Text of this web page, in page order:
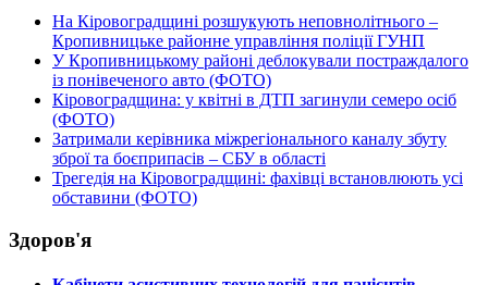
На Кіровоградщині розшукують неповнолітнього –
Кропивницьке районне управління поліції ГУНП
У Кропивницькому районі деблокували постраждалого
із понівеченого авто (ФОТО)
Кіровоградщина: у квітні в ДТП загинули семеро осіб
(ФОТО)
Затримали керівника міжрегіонального каналу збуту
зброї та боєприпасів – СБУ в області
Трегедія на Кіровоградщині: фахівці встановлюють усі
обставини (ФОТО)
Здоров'я